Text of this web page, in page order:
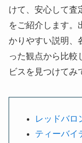
けて、安心して査
をご紹介します。
かりやすい説明、
った観点から比較
ビスを見つけてみ
レッドバロ
ティーバイ